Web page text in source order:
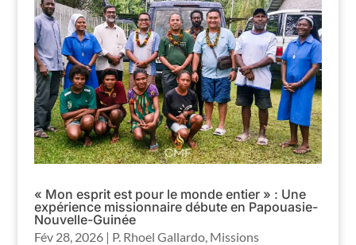
« Mon esprit est pour le monde entier » : Une
expérience missionnaire débute en Papouasie-
Nouvelle-Guinée
Fév 28, 2026| P. Rhoel Gallardo, Missions